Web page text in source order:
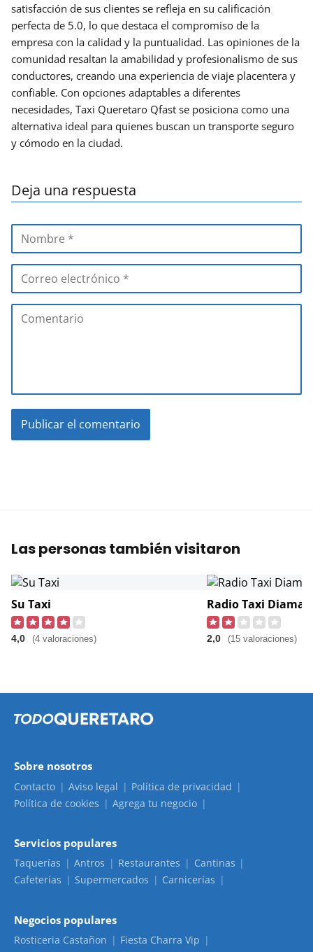
satisfacción de sus clientes se refleja en su calificación
perfecta de 5.0, lo que destaca el compromiso de la
empresa con la calidad y la puntualidad. Las opiniones de la
comunidad resaltan la amabilidad y profesionalismo de sus
conductores, creando una experiencia de viaje placentera y
confiable. Con opciones adaptables a diferentes
necesidades, Taxi Queretaro Qfast se posiciona como una
alternativa ideal para quienes buscan un transporte seguro
y cómodo en la ciudad.
Deja una respuesta
Las personas también visitaron
Su Taxi
4,0 (4 valoraciones)
Radio Taxi
2,0 (15 valoraciones)
Sobre nosotros
Contacto Aviso legal
Política de privacidad
Política de cookies
Agrega tu negocio
Servicios populares
Taquerías Antros Restaurantes
Cantinas
Cafeterías
Supermercados Carnicerías
Negocios populares
Rosticeria Castañon
Fiesta Charra Vip